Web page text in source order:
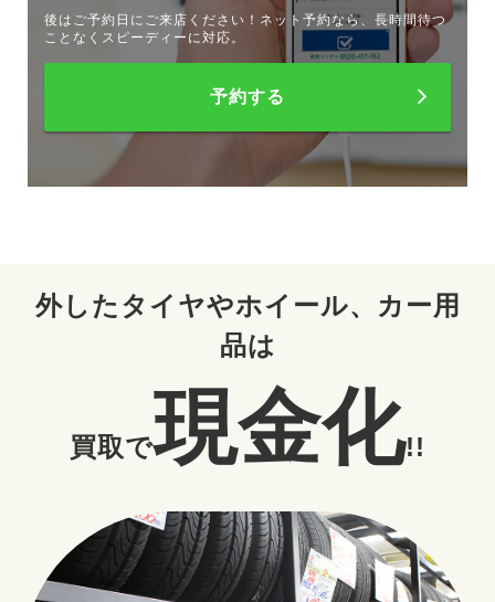
後はご予約日にご来店ください！ネット予約なら、長時間待つ
ことなくスピーディーに対応。
予約する
外したタイヤやホイール、カー用
品は
買取で現金化!!